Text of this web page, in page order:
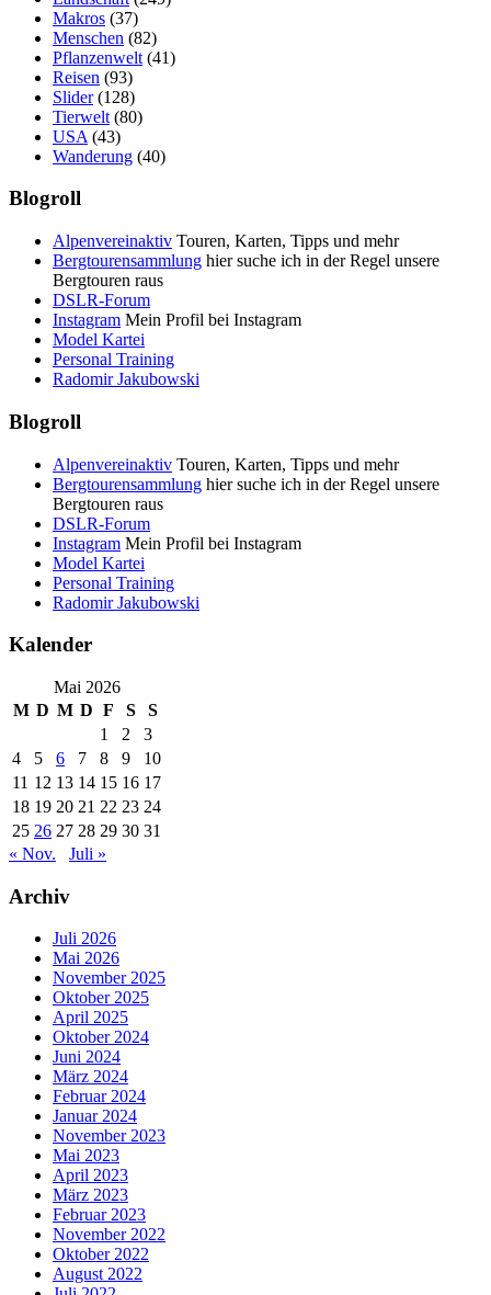
Makros (37)
Menschen (82)
Pflanzenwelt (41)
Reisen (93)
Slider(128)
Tierwelt (80)
USA (43)
Wanderung (40)
Blogroll
Alpenvereinaktiv Touren, Karten, Tipps und mehr
Bergtourensammlung hier suche ich in der Regel unsere
Bergtouren raus
DSLR-Forum
Instagram Mein Profil bei Instagram
Model Kartei
Personal Training
Radomir Jakubowski
Blogroll
Alpenvereinaktiv Touren, Karten, Tipps und mehr
Bergtourensammlung hier suche ich in der Regel unsere
Bergtouren raus
DSLR-Forum
Instagram Mein Profil bei Instagram
Model Kartei
Personal Training
Radomir Jakubowski
Kalender
Mai 2026
M D M D F S
S
1
2
3
4
5 6 7 8 9
10
11 12 13 14 15 16 17
18 19 20 21 22 23 24
25 26 27 28 29 30 31
« Nov.
Juli »
Archiv
Juli 2026
Mai 2026
November 2025
Oktober 2025
April 2025
Oktober 2024
Juni 2024
März 2024
Februar 2024
Januar 2024
November 2023
Mai 2023
April 2023
März 2023
Februar 2023
November 2022
Oktober 2022
August 2022